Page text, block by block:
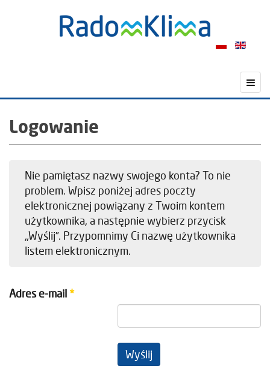
Logowanie
Nie pamiętasz nazwy swojego konta? To nie
problem. Wpisz poniżej adres poczty
elektronicznej powiązany z Twoim kontem
użytkownika, a następnie wybierz przycisk
„Wyślij”. Przypomnimy Ci nazwę użytkownika
listem elektronicznym.
Adres e-mail *
Wyślij